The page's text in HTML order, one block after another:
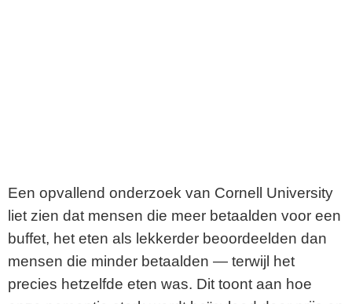
Een opvallend onderzoek van Cornell University
liet zien dat mensen die meer betaalden voor een
buffet, het eten als lekkerder beoordeelden dan
mensen die minder betaalden — terwijl het
precies hetzelfde eten was. Dit toont aan hoe